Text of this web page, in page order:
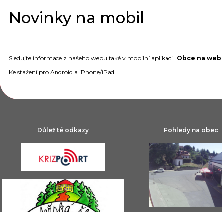
Novinky na mobil
Sledujte informace z našeho webu také v mobilní aplikaci "Obce na
Ke stažení pro Android a iPhone/iPad.
Důležité odkazy Pohledy na obec